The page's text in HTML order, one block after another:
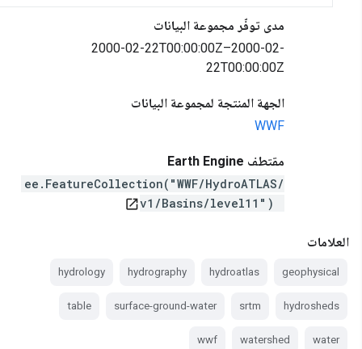
مدى توفّر مجموعة البيانات
2000-02-22T00:00:00Z–2000-02-
22T00:00:00Z
الجهة المنتجة لمجموعة البيانات
WWF
مقتطف Earth Engine
ee.FeatureCollection("WWF/HydroATLAS/
v1/Basins/level11")
open_in_new
العلامات
geophysical
hydroatlas
hydrography
hydrology
hydrosheds
srtm
surface-ground-water
table
water
watershed
wwf